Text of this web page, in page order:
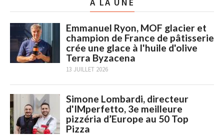
Emmanuel Ryon, MOF glacier et
champion de France de pâtisserie
crée une glace à l'huile d'olive
Terra Byzacena
13 JUILLET 2026
Simone Lombardi, directeur
d'IMperfetto, 3e meilleure
pizzéria d’Europe au 50 Top
Pizza